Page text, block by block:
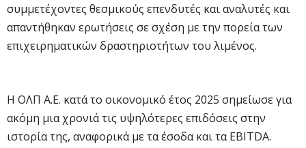
συμμετέχοντες θεσμικούς επενδυτές και αναλυτές και
απαντήθηκαν ερωτήσεις σε σχέση με την πορεία των
επιχειρηματικών δραστηριοτήτων του λιμένος.
Η ΟΛΠ Α.Ε. κατά το οικονομικό έτος 2025 σημείωσε για
ακόμη μια χρονιά τις υψηλότερες επιδόσεις στην
ιστορία της, αναφορικά με τα έσοδα και τα EBITDA.